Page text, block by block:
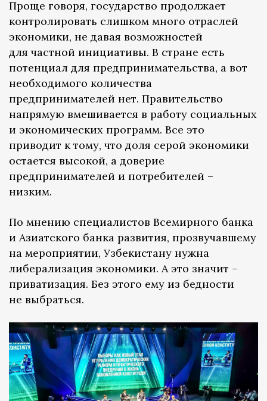
Проще говоря, государство продолжает
контролировать слишком много отраслей
экономики, не давая возможностей
для частной инициативы. В стране есть
потенциал для предпринимательства, а вот
необходимого количества
предпринимателей нет. Правительство
напрямую вмешивается в работу социальных
и экономических программ. Все это
приводит к тому, что доля серой экономики
остается высокой, а доверие
предпринимателей и потребителей –
низким.
По мнению специалистов Всемирного банка
и Азиатского банка развития, прозвучавшему
на мероприятии, Узбекистану нужна
либерализация экономики. А это значит –
приватизация. Без этого ему из бедности
не выбраться.